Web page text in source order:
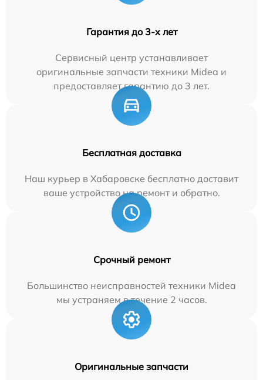
Гарантия до 3-х лет
Сервисный центр устанавливает
оригинальные запчасти техники Midea и
предоставляет гарантию до 3 лет.
Бесплатная доставка
Наш курьер в Хабаровске бесплатно доставит
ваше устройство на ремонт и обратно.
Срочный ремонт
Большинство неисправностей техники Midea
мы устраняем в течение 2 часов.
Оригинальные запчасти